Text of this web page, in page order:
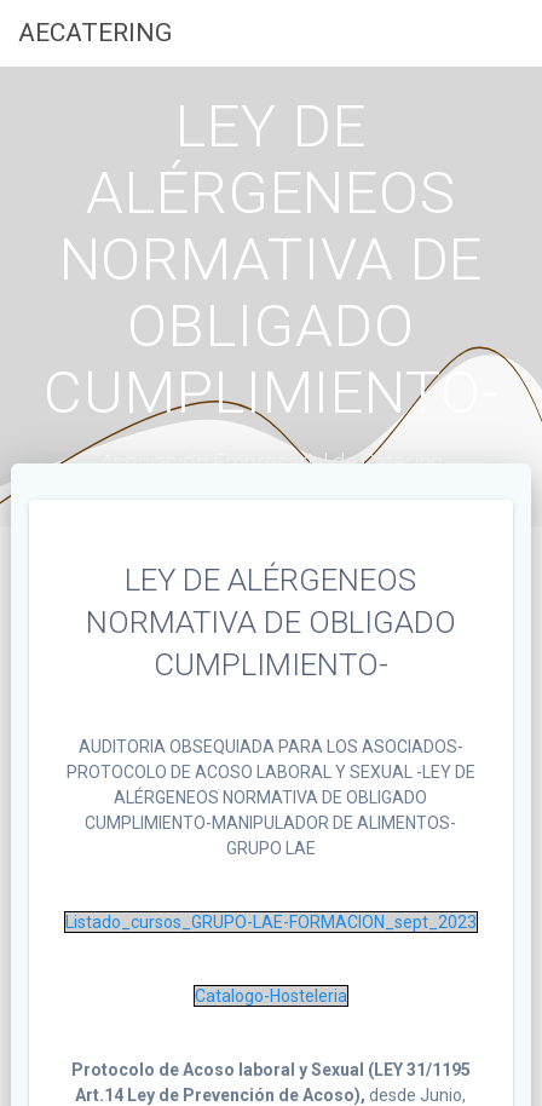
AECATERING
LEY DE
ALÉRGENEOS
NORMATIVA DE
OBLIGADO
CUMPLIMIENTO-
Asociación Empresarial de Catering
LEY DE ALÉRGENEOS
NORMATIVA DE OBLIGADO
CUMPLIMIENTO-
AUDITORIA OBSEQUIADA PARA LOS ASOCIADOS-
PROTOCOLO DE ACOSO LABORAL Y SEXUAL -LEY DE
ALÉRGENEOS NORMATIVA DE OBLIGADO
CUMPLIMIENTO-MANIPULADOR DE ALIMENTOS-
GRUPO LAE
Listado_cursos_GRUPO-LAE-FORMACION_sept_2023
Catalogo-Hosteleria
Protocolo deAcoso laboral y Sexual (LEY 31/1195
Art.14 Ley de Prevención de Acoso), desde Junio,